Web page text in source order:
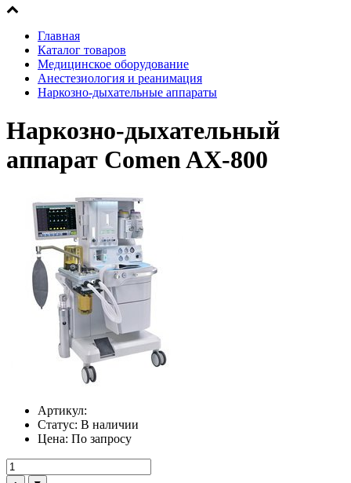
Главная
Каталог товаров
Медицинское оборудование
Анестезиология и реанимация
Наркозно-дыхательные аппараты
Наркозно-дыхательный
аппарат Comen AX-800
Артикул:
Статус: В наличии
Цена: По запросу